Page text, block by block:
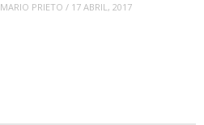
MARIO PRIETO / 17 ABRIL, 2017